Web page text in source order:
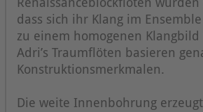
Renaissanceblockflöten
dass sich ihr Klang im
zu einem homogenen Klangbild
Adri’s Traumflöten basieren
Konstruktionsmerkmalen.
Die weite Innenbohrung